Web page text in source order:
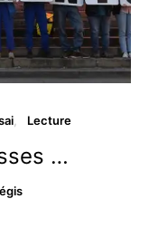
Lecture
…